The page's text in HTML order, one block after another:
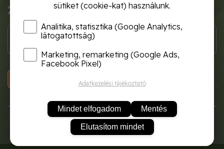
2 600 Ft
KOSÁRBA
sütiket (cookie-kat) használunk.
Analitika, statisztika (Google Analytics,
látogatottság)
Marketing, remarketing (Google Ads,
Facebook Pixel)
Adatkezelési tájékoztató
Mindet elfogadom Mentés
Elutasítom mindet